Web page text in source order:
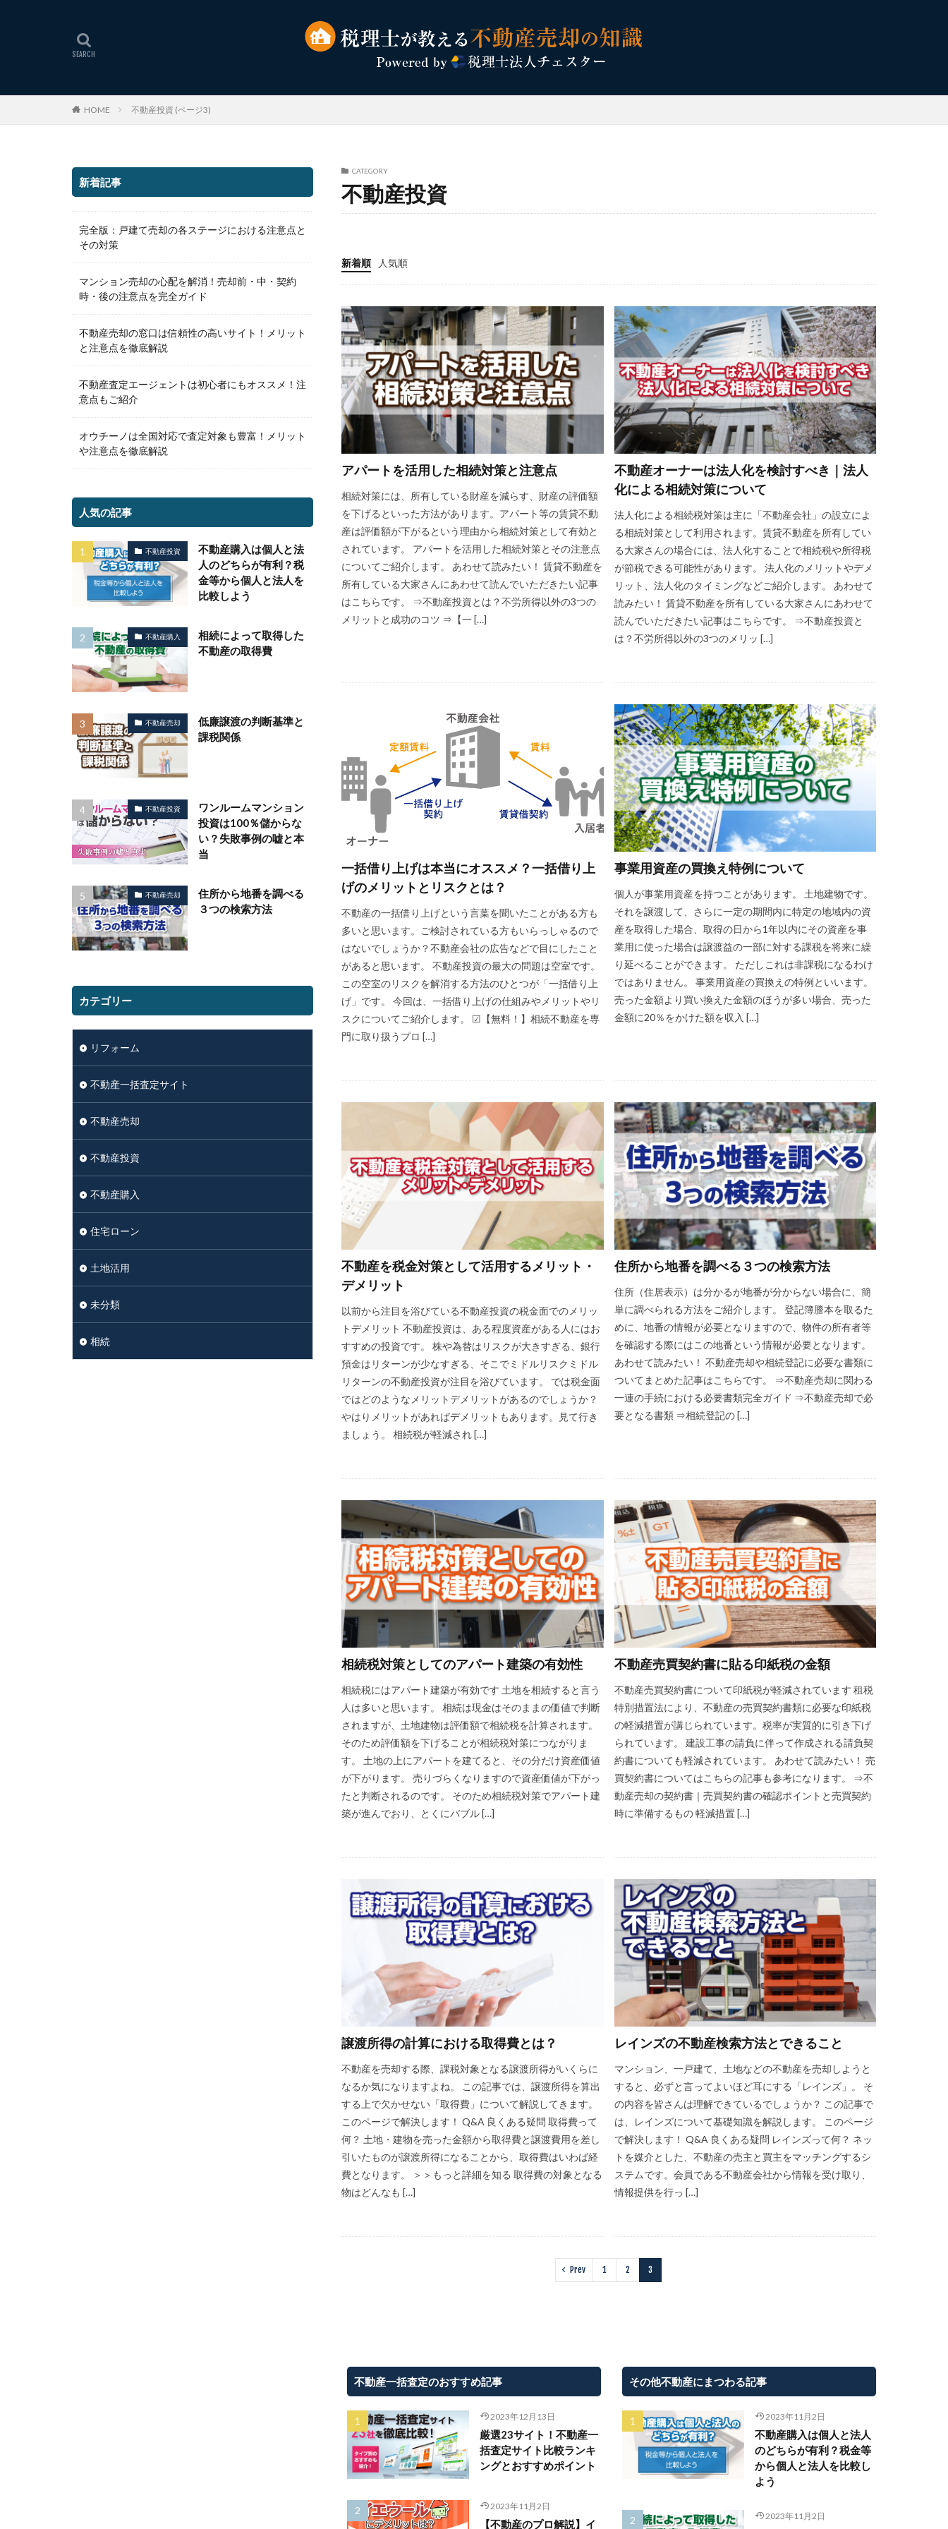
HOME 不動産投資 (ページ3)
CATEGORY
不動産投資
新着順 人気順
アパートを活用した相続対策と注意点
相続対策には、所有している財産を減らす、財産の評価額
を下げるといった方法があります。アパート等の賃貸不動
産は評価額が下がるという理由から相続対策として有効と
されています。 アパートを活用した相続対策とその注意点
についてご紹介します。 あわせて読みたい！ 賃貸不動産を
所有している大家さんにあわせて読んでいただきたい記事
はこちらです。 ⇒不動産投資とは？不労所得以外の3つの
メリットと成功のコツ ⇒【一 […]
不動産オーナーは法人化を検討すべき｜法人
化による相続対策について
法人化による相続税対策は主に「不動産会社」の設立によ
る相続対策として利用されます。賃貸不動産を所有してい
る大家さんの場合には、法人化することで相続税や所得税
が節税できる可能性があります。 法人化のメリットやデメ
リット、法人化のタイミングなどご紹介します。 あわせて
読みたい！ 賃貸不動産を所有している大家さんにあわせて
読んでいただきたい記事はこちらです。 ⇒不動産投資と
は？不労所得以外の3つのメリッ […]
一括借り上げは本当にオススメ？一括借り上
げのメリットとリスクとは？
不動産の一括借り上げという言葉を聞いたことがある方も
多いと思います。ご検討されている方もいらっしゃるので
はないでしょうか？不動産会社の広告などで目にしたこと
があると思います。 不動産投資の最大の問題は空室です。
この空室のリスクを解消する方法のひとつが「一括借り上
げ」です。 今回は、一括借り上げの仕組みやメリットやリ
スクについてご紹介します。 ☑【無料！】相続不動産を専
門に取り扱うプロ […]
事業用資産の買換え特例について
個人が事業用資産を持つことがあります。 土地建物です。
それを譲渡して、さらに一定の期間内に特定の地域内の資
産を取得した場合、取得の日から1年以内にその資産を事
業用に使った場合は譲渡益の一部に対する課税を将来に繰
り延べることができます。 ただしこれは非課税になるわけ
ではありません。 事業用資産の買換えの特例といいます。
売った金額より買い換えた金額のほうが多い場合、売った
金額に20％をかけた額を収入 […]
不動産を税金対策として活用するメリット・
デメリット
以前から注目を浴びている不動産投資の税金面でのメリッ
トデメリット 不動産投資は、ある程度資産がある人にはお
すすめの投資です。 株や為替はリスクが大きすぎる、銀行
預金はリターンが少なすぎる、そこでミドルリスクミドル
リターンの不動産投資が注目を浴びています。 では税金面
ではどのようなメリットデメリットがあるのでしょうか？
やはりメリットがあればデメリットもあります。見て行き
ましょう。 相続税が軽減され […]
住所から地番を調べる３つの検索方法
住所（住居表示）は分かるが地番が分からない場合に、簡
単に調べられる方法をご紹介します。 登記簿謄本を取るた
めに、地番の情報が必要となりますので、物件の所有者等
を確認する際にはこの地番という情報が必要となります。
あわせて読みたい！ 不動産売却や相続登記に必要な書類に
ついてまとめた記事はこちらです。 ⇒不動産売却に関わる
一連の手続における必要書類完全ガイド ⇒不動産売却で必
要となる書類 ⇒相続登記の […]
相続税対策としてのアパート建築の有効性
相続税にはアパート建築が有効です 土地を相続すると言う
人は多いと思います。 相続は現金はそのままの価値で判断
されますが、土地建物は評価額で相続税を計算されます。
そのため評価額を下げることが相続税対策につながりま
す。 土地の上にアパートを建てると、その分だけ資産価値
が下がります。 売りづらくなりますので資産価値が下がっ
たと判断されるのです。 そのため相続税対策でアパート建
築が進んでおり、とくにバブル […]
不動産売買契約書に貼る印紙税の金額
不動産売買契約書について印紙税が軽減されています 租税
特別措置法により、不動産の売買契約書類に必要な印紙税
の軽減措置が講じられています。税率が実質的に引き下げ
られています。 建設工事の請負に伴って作成される請負契
約書についても軽減されています。 あわせて読みたい！ 売
買契約書についてはこちらの記事も参考になります。 ⇒不
動産売却の契約書｜売買契約書の確認ポイントと売買契約
時に準備するもの 軽減措置 […]
譲渡所得の計算における取得費とは？
不動産を売却する際、課税対象となる譲渡所得がいくらに
なるか気になりますよね。 この記事では、譲渡所得を算出
する上で欠かせない「取得費」について解説してきます。
このページで解決します！ Q&A 良くある疑問 取得費って
何？ 土地・建物を売った金額から取得費と譲渡費用を差し
引いたものが譲渡所得になることから、取得費はいわば経
費となります。 ＞＞もっと詳細を知る 取得費の対象となる
物はどんなも […]
レインズの不動産検索方法とできること
マンション、一戸建て、土地などの不動産を売却しようと
すると、必ずと言ってよいほど耳にする「レインズ」。 そ
の内容を皆さんは理解できているでしょうか？ この記事で
は、レインズについて基礎知識を解説します。 このページ
で解決します！ Q&A 良くある疑問 レインズって何？ ネッ
トを媒介とした、不動産の売主と買主をマッチングするシ
ステムです。会員である不動産会社から情報を受け取り、
情報提供を行っ […]
Prev 1 2 3
新着記事
完全版：戸建て売却の各ステージにおける注意点と
その対策
マンション売却の心配を解消！売却前・中・契約
時・後の注意点を完全ガイド
不動産売却の窓口は信頼性の高いサイト！メリット
と注意点を徹底解説
不動産査定エージェントは初心者にもオススメ！注
意点もご紹介
オウチーノは全国対応で査定対象も豊富！メリット
や注意点を徹底解説
人気の記事
不動産投資
不動産購入は個人と法
人のどちらが有利？税
金等から個人と法人を
比較しよう
不動産購入
相続によって取得した
不動産の取得費
不動産売却
低廉譲渡の判断基準と
課税関係
不動産投資
ワンルームマンション
投資は100％儲からな
い？失敗事例の嘘と本
当
不動産売却
住所から地番を調べる
３つの検索方法
カテゴリー
リフォーム
不動産一括査定サイト
不動産売却
不動産投資
不動産購入
住宅ローン
土地活用
未分類
相続
不動産一括査定のおすすめ記事
2023年12月13日
厳選23サイト！不動産一
括査定サイト比較ランキ
ングとおすすめポイント
2023年11月2日
【不動産のプロ解説】イ
その他不動産にまつわる記事
2023年11月2日
不動産購入は個人と法人
のどちらが有利？税金等
から個人と法人を比較し
よう
2023年11月2日